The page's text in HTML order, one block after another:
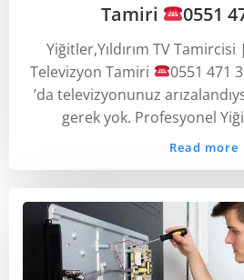
Tamiri
0551
Yiğitler,Yıldırım TV Tamircisi
Televizyon Tamiri
0551 471
’da televizyonunuz
gerek yok. Profesyonel
Read more